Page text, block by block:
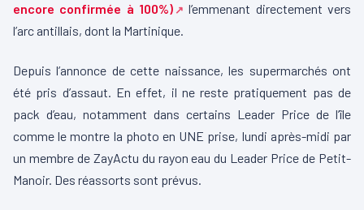
encore confirmée à 100%)
l’emmenant directement vers
l’arc antillais, dont la Martinique.
Depuis l’annonce de cette naissance, les supermarchés ont
été pris d’assaut. En effet, il ne reste pratiquement pas de
pack d’eau, notamment dans certains Leader Price de l’île
comme le montre la photo en UNE prise, lundi après-midi par
un membre de ZayActu du rayon eau du Leader Price de Petit-
Manoir. Des réassorts sont prévus.